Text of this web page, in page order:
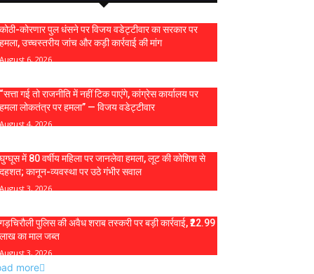
कोठी-कोरणार पुल धंसने पर विजय वडेट्टीवार का सरकार पर
हमला, उच्चस्तरीय जांच और कड़ी कार्रवाई की मांग
August 6, 2026
“सत्ता गई तो राजनीति में नहीं टिक पाएंगे, कांग्रेस कार्यालय पर
हमला लोकतंत्र पर हमला” — विजय वडेट्टीवार
August 4, 2026
घुग्घूस में 80 वर्षीय महिला पर जानलेवा हमला, लूट की कोशिश से
दहशत; कानून-व्यवस्था पर उठे गंभीर सवाल
August 3, 2026
गड़चिरौली पुलिस की अवैध शराब तस्करी पर बड़ी कार्रवाई, ₹22.99
लाख का माल जब्त
August 3, 2026
more